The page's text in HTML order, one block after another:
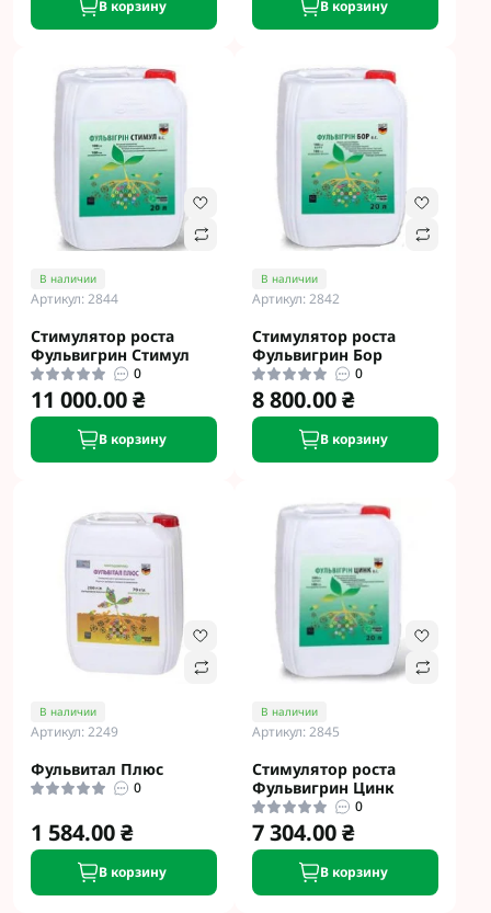
В корзину В корзину
В наличии
Артикул: 2844
Стимулятор роста
Фульвигрин Стимул
0
11 000.00 ₴
В корзину
В наличии
Артикул: 2842
Cтимулятор роста
Фульвигрин Бор
0
8 800.00 ₴
В корзину
В наличии
Артикул: 2249
Фульвитал Плюс
0
1 584.00 ₴
В корзину
В наличии
Артикул: 2845
Стимулятор роста
Фульвигрин Цинк
0
7 304.00 ₴
В корзину